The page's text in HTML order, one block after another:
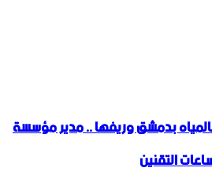
بدمشق وريفها .. مدير مؤسسة
التقنين